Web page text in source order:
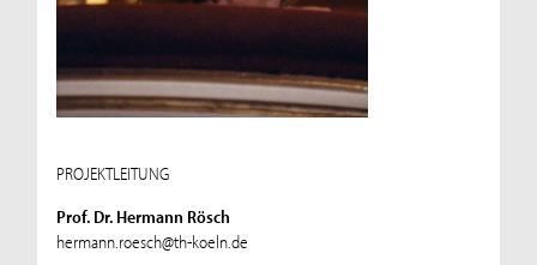
PROJEKTLEITUNG
Prof. Dr. Hermann Rösch
hermann.roesch@th-koeln.de